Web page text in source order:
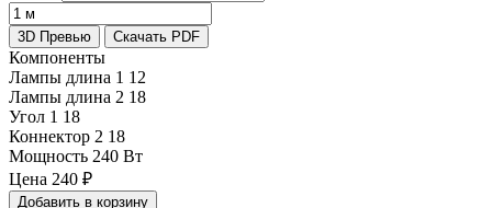
3D Превью Скачать PDF
Компоненты
Лампы длина 1 12
Лампы длина 2 18
Угол 1 18
Коннектор 2 18
Мощность 240 Вт
Цена 240 ₽
Добавить в корзину